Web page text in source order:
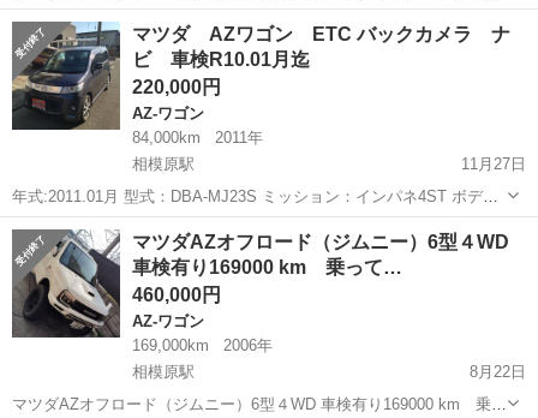
ュスタート ，スマートキー 》 ...
神奈川 相模原市 AZ-ワゴン
マツダ AZワゴン ETC バックカメラ ナ
ビ 車検R10.01月迄
220,000円
AZ-ワゴン
84,000km
2011年
相模原駅
11月27日
年式:2011.01月 型式：DBA-MJ23S ミッション：インパネ4ST ボディ
タイプ：5ドアハッチバック エンジン種別：ガソリン 排気量：
660cc 過給機:なし ハンドル：右 乗車定員：4人 ...
神奈川 相模原市 相模原駅 AZ-ワゴン
マツダAZオフロード（ジムニー）6型４WD
車検有り169000 km 乗って…
460,000円
AZ-ワゴン
169,000km
2006年
相模原駅
8月22日
マツダAZオフロード（ジムニー）6型４WD 車検有り169000 km 乗っ